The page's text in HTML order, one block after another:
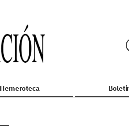
Hemeroteca